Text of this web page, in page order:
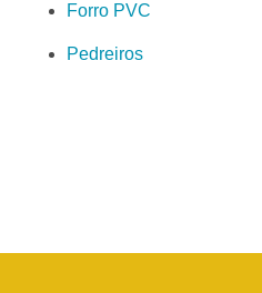
Forro PVC
Pedreiros